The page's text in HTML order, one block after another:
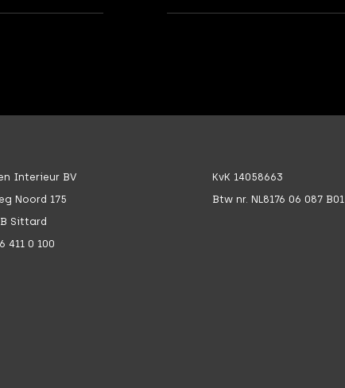
Interieur BV
Noord 175
Sittard
411 0 100
KvK 14058663
Btw nr. NL8176 06 087 B01